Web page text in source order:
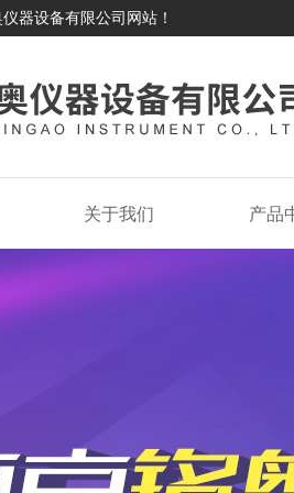
器设备有限公司网站！
关于我们 产品